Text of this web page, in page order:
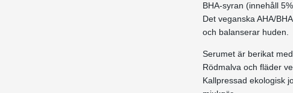
BHA-syran (innehåll
Det veganska AHA/
och balanserar huden.
Serumet är berikat
Rödmalva och fläder
Kallpressad ekologisk